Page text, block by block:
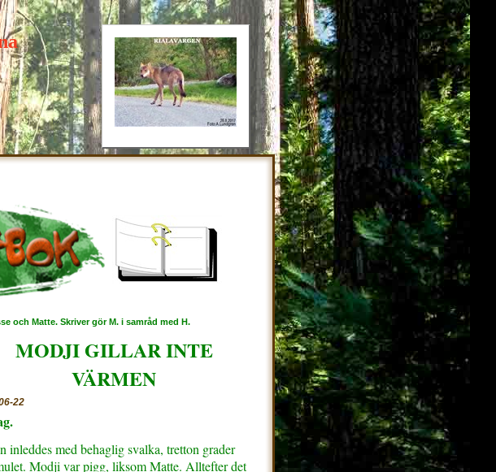
och Matte. Skriver gör M. i samråd med H.
MODJI GILLAR INTE
VÄRMEN
22
inleddes med behaglig svalka, tretton grader
Modji var pigg, liksom Matte. Alltefter det